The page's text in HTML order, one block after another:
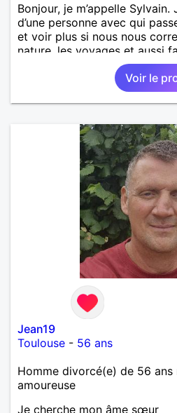
Bonjour, je m’appelle
d’une personne avec qui
et voir plus si nous nous
nature, les voyages et aussi
en temps ;-)Je suis papa
dont je m’occupe en garde
près tous les styles de
trop fan de Jul). Je fais du
pense en tout cas 😂)
Voir le
Jean19
Toulouse - 56 ans
Homme divorcé(e) de 56
amoureuse
Je cherche mon âme sœur